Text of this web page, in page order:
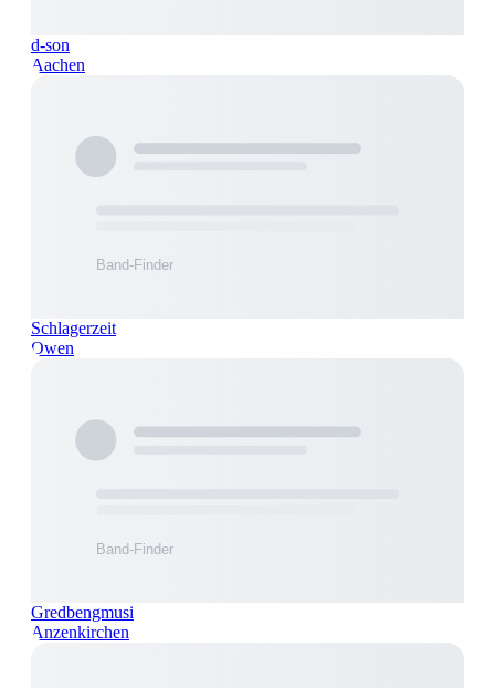
d-son
Aachen
Schlagerzeit
Owen
Gredbengmusi
Anzenkirchen